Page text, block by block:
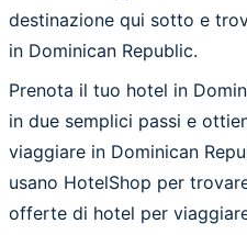
destinazione qui sotto e
in Dominican Republic.
Prenota il tuo hotel in
in due semplici passi e
viaggiare in Dominican
usano HotelShop per
offerte di hotel per